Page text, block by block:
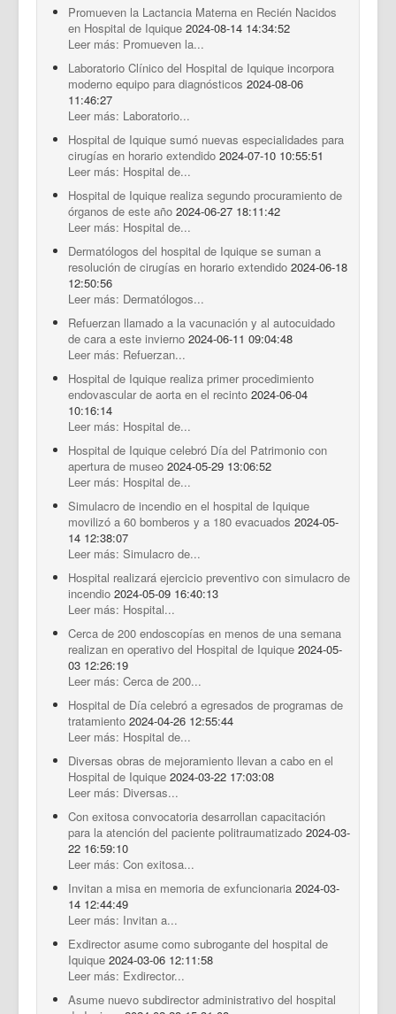
Promueven la Lactancia Materna en Recién Nacidos
en Hospital de Iquique 2024-08-14 14:34:52
Leer más: Promueven la...
Laboratorio Clínico del Hospital de Iquique incorpora
moderno equipo para diagnósticos 2024-08-06
11:46:27
Leer más: Laboratorio...
Hospital de Iquique sumó nuevas especialidades para
cirugías en horario extendido 2024-07-10 10:55:51
Leer más: Hospital de...
Hospital de Iquique realiza segundo procuramiento de
órganos de este año 2024-06-27 18:11:42
Leer más: Hospital de...
Dermatólogos del hospital de Iquique se suman a
resolución de cirugías en horario extendido 2024-06-18
12:50:56
Leer más: Dermatólogos...
Refuerzan llamado a la vacunación y al autocuidado
de cara a este invierno 2024-06-11 09:04:48
Leer más: Refuerzan...
Hospital de Iquique realiza primer procedimiento
endovascular de aorta en el recinto 2024-06-04
10:16:14
Leer más: Hospital de...
Hospital de Iquique celebró Día del Patrimonio con
apertura de museo 2024-05-29 13:06:52
Leer más: Hospital de...
Simulacro de incendio en el hospital de Iquique
movilizó a 60 bomberos y a 180 evacuados 2024-05-
14 12:38:07
Leer más: Simulacro de...
Hospital realizará ejercicio preventivo con simulacro de
incendio 2024-05-09 16:40:13
Leer más: Hospital...
Cerca de 200 endoscopías en menos de una semana
realizan en operativo del Hospital de Iquique 2024-05-
03 12:26:19
Leer más: Cerca de 200...
Hospital de Día celebró a egresados de programas de
tratamiento 2024-04-26 12:55:44
Leer más: Hospital de...
Diversas obras de mejoramiento llevan a cabo en el
Hospital de Iquique 2024-03-22 17:03:08
Leer más: Diversas...
Con exitosa convocatoria desarrollan capacitación
para la atención del paciente politraumatizado 2024-03-
22 16:59:10
Leer más: Con exitosa...
Invitan a misa en memoria de exfuncionaria 2024-03-
14 12:44:49
Leer más: Invitan a...
Exdirector asume como subrogante del hospital de
Iquique 2024-03-06 12:11:58
Leer más: Exdirector...
Asume nuevo subdirector administrativo del hospital